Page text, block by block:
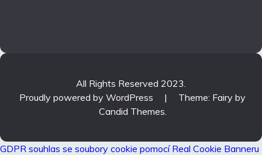
All Rights Reserved 2023.
Proudly powered by WordPress
|
Theme: Fairy by
Candid Themes
GDPR souhlas se soubory cookie pomocí Real Cookie Banneru